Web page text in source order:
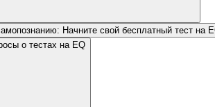
Начните свой бесплатный тест на
о тестах на EQ